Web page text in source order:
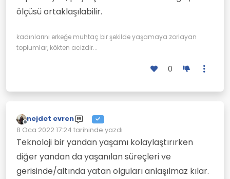
ölçüsü ortaklaşılabilir.
kadınlarını erkeğe muhtaç bir şekilde yaşamaya zorlayan
toplumlar, kökten acizdir...
0
Çevrimdışı
nejdet evren
8 Oca 2022 17:24 tarihinde yazdı
Son düzenleyen:
Teknoloji bir yandan yaşamı kolaylaştırırken
diğer yandan da yaşanılan süreçleri ve
gerisinde/altında yatan olguları anlaşılmaz kılar.